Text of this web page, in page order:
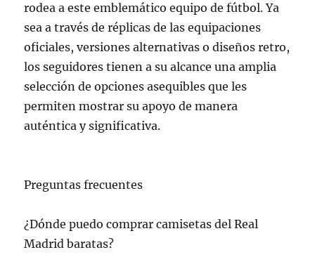
rodea a este emblemático equipo de fútbol. Ya
sea a través de réplicas de las equipaciones
oficiales, versiones alternativas o diseños retro,
los seguidores tienen a su alcance una amplia
selección de opciones asequibles que les
permiten mostrar su apoyo de manera
auténtica y significativa.
Preguntas frecuentes
¿Dónde puedo comprar camisetas del Real
Madrid baratas?